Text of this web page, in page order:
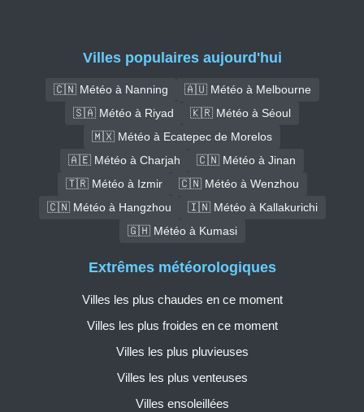
Villes populaires aujourd'hui
🇨🇳 Météo à Nanning
🇦🇺 Météo à Melbourne
🇸🇦 Météo à Riyad
🇰🇷 Météo à Séoul
🇲🇽 Météo à Ecatepec de Morelos
🇦🇪 Météo à Charjah
🇨🇳 Météo à Jinan
🇹🇷 Météo à Izmir
🇨🇳 Météo à Wenzhou
🇨🇳 Météo à Hangzhou
🇮🇳 Météo à Kallakurichi
🇬🇭 Météo à Kumasi
Extrêmes météorologiques
Villes les plus chaudes en ce moment
Villes les plus froides en ce moment
Villes les plus pluvieuses
Villes les plus venteuses
Villes ensoleillées